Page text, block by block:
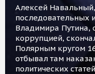
Алексей
последовательных
Владимира Путина,
коррупцией,
Полярным кругом
отбывал там
политических статей